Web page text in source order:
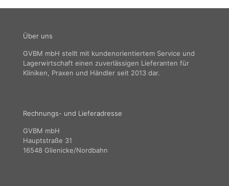
Über uns
GVBM mbH stellt mit kundenorientiertem Service und
Lagerwirtschaft einen zuverlässigen Lieferanten für
Kliniken, Praxen und Händler seit 2013 dar.
Rechnungs- und Lieferadresse
GVBM mbH
Hauptstraße 31
16548 Glienicke/Nordbahn